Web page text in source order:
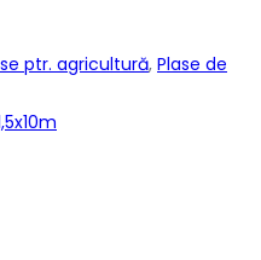
ptr. agricultură, Plase de